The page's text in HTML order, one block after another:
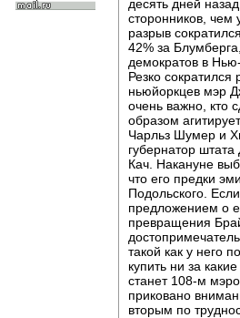
десять дней
сторонников, чем
разрыв
42% за
демократов в
Резко
ньюйоркцев мэр
очень важно, кто
образом
Чарльз Шумер и
губернатор
Кач. Накануне
что его предки
Подольского.
предложением о
превращения
такой как у него
купить ни за
станет 108-м
приковано
вторым по